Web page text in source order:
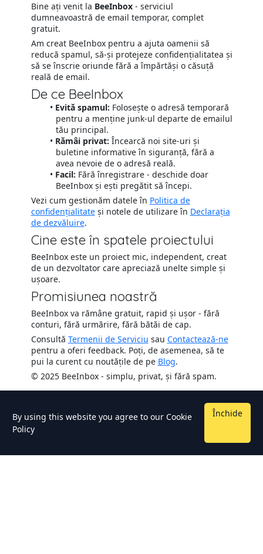
Bine ați venit la BeeInbox- serviciul
dumneavoastră de email temporar, complet
gratuit.
Am creat BeeInbox pentru a ajuta oamenii să
reducă spamul, să-și protejeze confidențialitatea și
să se înscrie oriunde fără a împărtăși o căsuță
reală de email.
De ce BeeInbox
Evită spamul: Folosește o adresă temporară
pentru a menține junk-ul departe de emailul
tău principal.
Rămâi privat: Încearcă noi site-uri și
buletine informative în siguranță, fără a
avea nevoie de o adresă reală.
Facil: Fără înregistrare - deschide doar
BeeInbox și ești pregătit să începi.
Vezi cum gestionăm datele în Politica de
confidențialitateși notele de utilizare în Declarația
de dezvăluire.
Cine este în spatele proiectului
BeeInbox este un proiect mic, independent, creat
de un dezvoltator care apreciază unelte simple și
ușoare.
Promisiunea noastră
BeeInbox va rămâne gratuit, rapid și ușor - fără
conturi, fără urmărire, fără bătăi de cap.
Consultă Termenii de Serviciu sau Contactează-ne
pentru a oferi feedback. Poți, de asemenea, să te
pui la curent cu noutățile de pe Blog.
© 2025 BeeInbox - simplu, privat, și fără spam.
By using this website you agree to our Cookie
Policy
Închide